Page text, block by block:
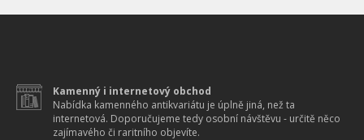
Kamenný i internetový obchod
Nabídka kamenného antikvariátu je úplně jiná, než ta
internetová. Doporučujeme tedy osobní návštěvu - určitě něco
zajímavého či raritního objevíte.